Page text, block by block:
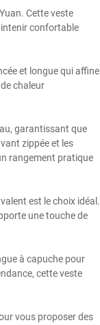
Cette veste
confortable
et longue qui affine
chaleur
garantissant que
zippée et les
rangement pratique
est le choix idéal.
une touche de
à capuche pour
cette veste
vous proposer des